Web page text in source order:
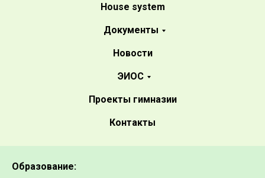
House system
Документы
Новости
ЭИОС
Проекты гимназии
Контакты
Образование: